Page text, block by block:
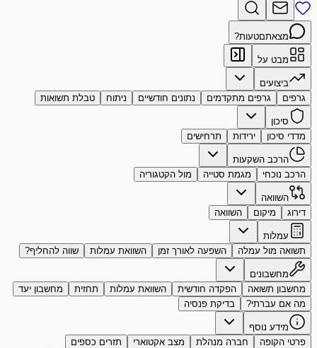
מצאתםטעות?
מבט על
ביצועים
גרפים
גרפים מתקדמים נתונים חודשיים ניתוח טבלת תשואות
סיכון
מדדי סיכון
ירידות תרחישים
הרכב השקעות
הרכב נוכחי
מגמת סטייה מול הקטגוריה
השוואה
דירוג
מיקום השוואה
עמלות
תשואה מול עמלה
השפעה לאורך זמן השוואת עמלות שווה להחליף?
מחשבונים
מחשבון תשואה
הפקדה חודשית השוואת עמלות תחזית
מחשבון יעד
מה אם עברתי?
בדיקת פנסיה
מידע נוסף
פרטי הקופה
חברה מנהלת מצב אקטוארי
תזרים כספים